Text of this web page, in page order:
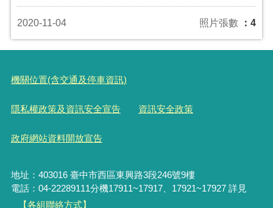
2020-11-04 照片張數 ：4
機關位置(含交通及停車資訊)
隱私權政策及資訊安全宣告 資訊安全政策
政府網站資料開放宣告
地址：403016 臺中市西區東興路3段246號9樓
電話：04-22289111分機17911~17917、17921~17927 詳見
【各組聯絡方式】